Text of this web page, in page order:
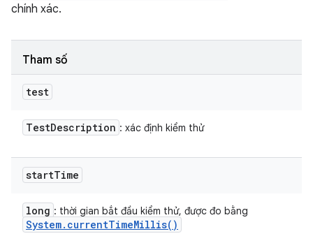
chính xác.
Tham số
test
TestDescription : xác định kiểm thử
startTime
long : thời gian bắt đầu kiểm thử, được đo bằng
System. currentTimeMillis( )